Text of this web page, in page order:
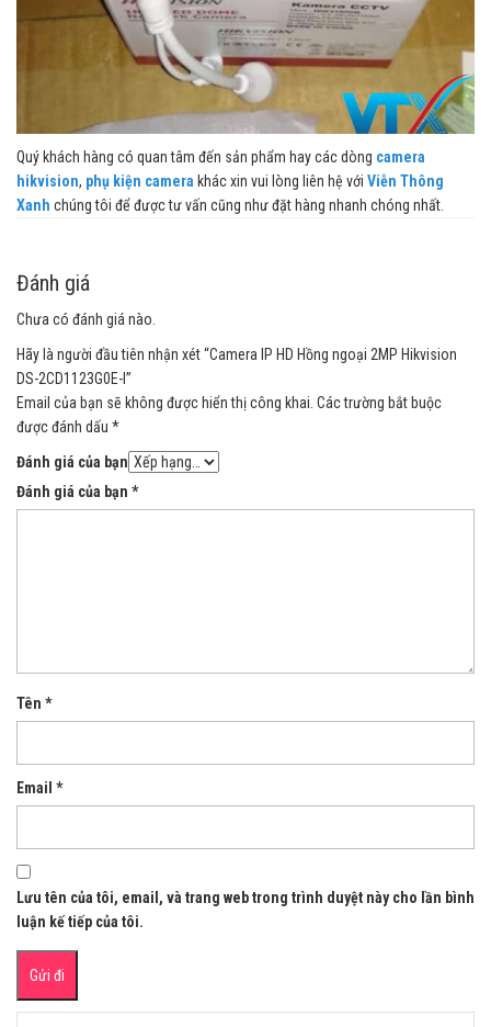
Quý khách hàng có quan tâm đến sản phẩm hay các dòng camera
hikvision, phụ kiện camera khác xin vui lòng liên hệ với Viễn Thông
Xanh chúng tôi để được tư vấn cũng như đặt hàng nhanh chóng nhất.
Đánh giá
Chưa có đánh giá nào.
Hãy là người đầu tiên nhận xét “Camera IP HD Hồng ngoại 2MP Hikvision
DS-2CD1123G0E-I”
Email của bạn sẽ không được hiển thị công khai. Các trường bắt buộc
được đánh dấu *
Đánh giá của bạn
Đánh giá của bạn *
Tên *
Email *
Lưu tên của tôi, email, và trang web trong trình duyệt này cho lần bình
luận kế tiếp của tôi.